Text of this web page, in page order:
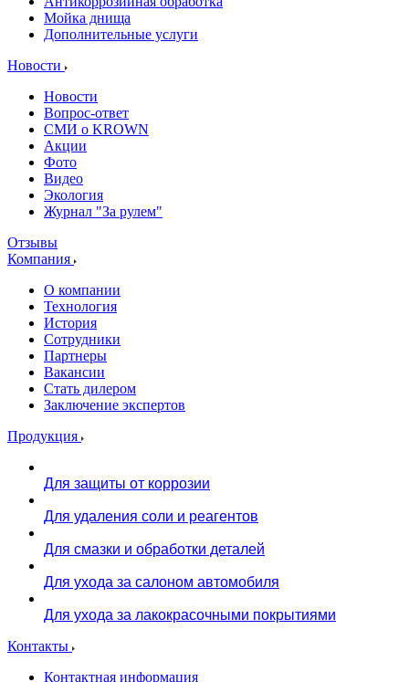
Мойка днища
Дополнительные услуги
Новости
Новости
Вопрос-ответ
СМИ о KROWN
Акции
Фото
Видео
Экология
Журнал "За рулем"
Отзывы
Компания
О компании
Технология
История
Сотрудники
Партнеры
Вакансии
Стать дилером
Заключение экспертов
Продукция
Для защиты от коррозии
Для удаления соли и реагентов
Для смазки и обработки деталей
Для ухода за салоном автомобиля
Для ухода за лакокрасочными покрытиями
Контакты
Контактная информация